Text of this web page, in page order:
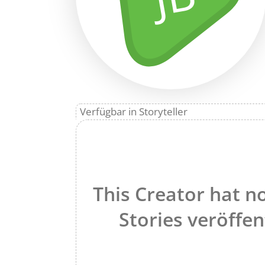
Verfügbar in Storyteller
This Creator hat
Stories